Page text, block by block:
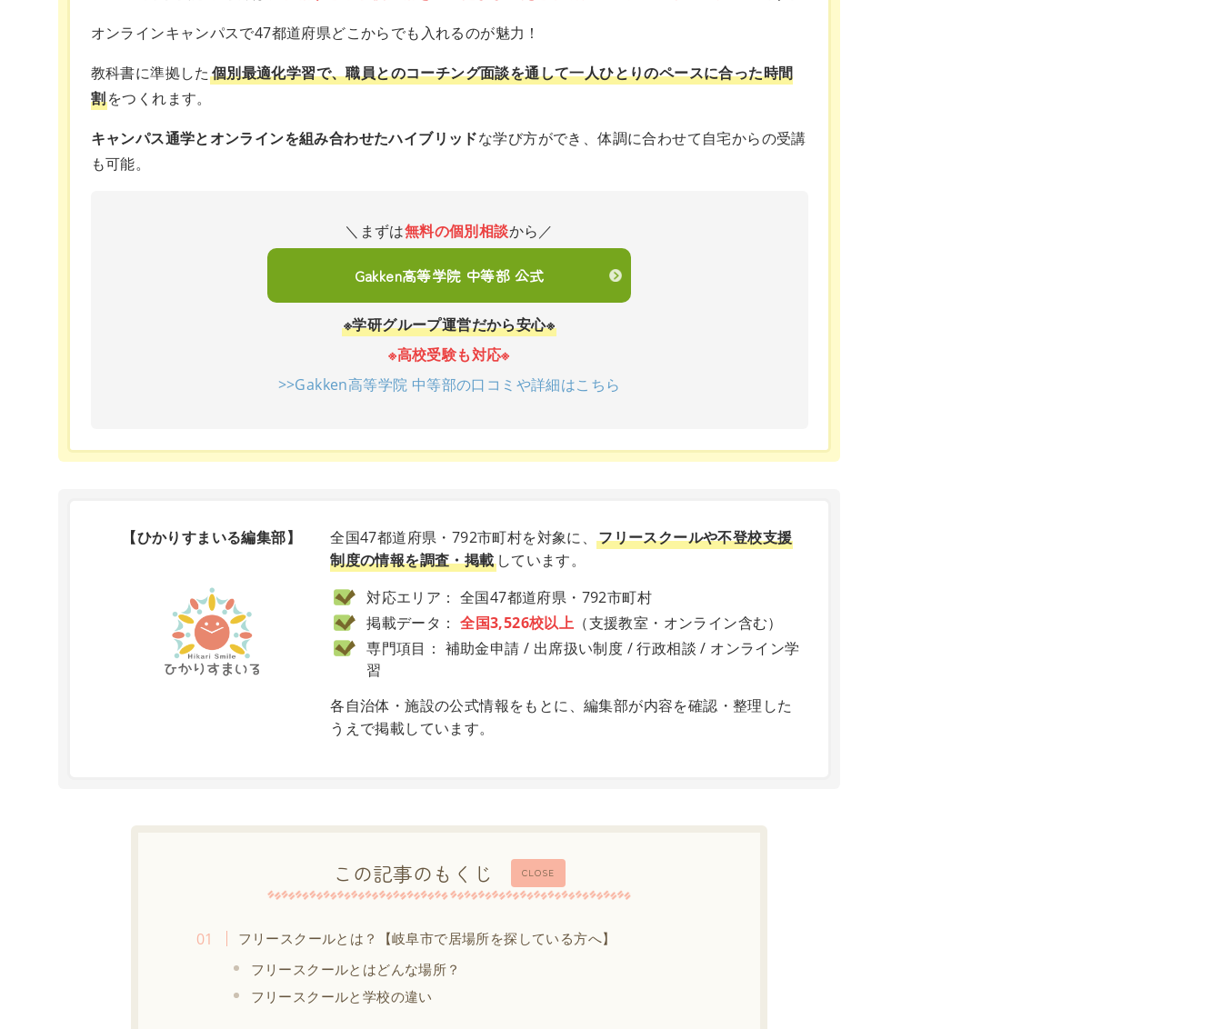
オンラインキャンパスで47都道府県どこからでも入れるのが魅力！
教科書に準拠した 個別最適化学習で、職員とのコーチング面談を通して一人ひとりのペースに合った時間
割をつくれます。
キャンパス通学とオンラインを組み合わせたハイブリッドな学び方ができ、体調に合わせて自宅からの受講
も可能。
＼まずは無料の個別相談から／
Gakken高等学院 中等部 公式
※学研グループ運営だから安心※
※高校受験も対応※
>>Gakken高等学院 中等部の口コミや詳細はこちら
【ひかりすまいる編集部】 全国47都道府県・792市町村を対象に、フリースクールや不登校支援
制度の情報を調査・掲載しています。
対応エリア： 全国47都道府県・792市町村
掲載データ：全国3,526校以上 （支援教室・オンライン含む）
専門項目： 補助金申請 / 出席扱い制度 / 行政相談 / オンライン学
習
各自治体・施設の公式情報をもとに、編集部が内容を確認・整理した
うえで掲載しています。
CLOSE
この記事のもくじ
フリースクールとは？【岐阜市で居場所を探している方へ】
フリースクールとはどんな場所？
フリースクールと学校の違い